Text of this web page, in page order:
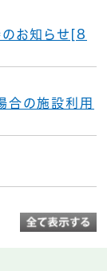
のお知らせ[8
合の施設利用